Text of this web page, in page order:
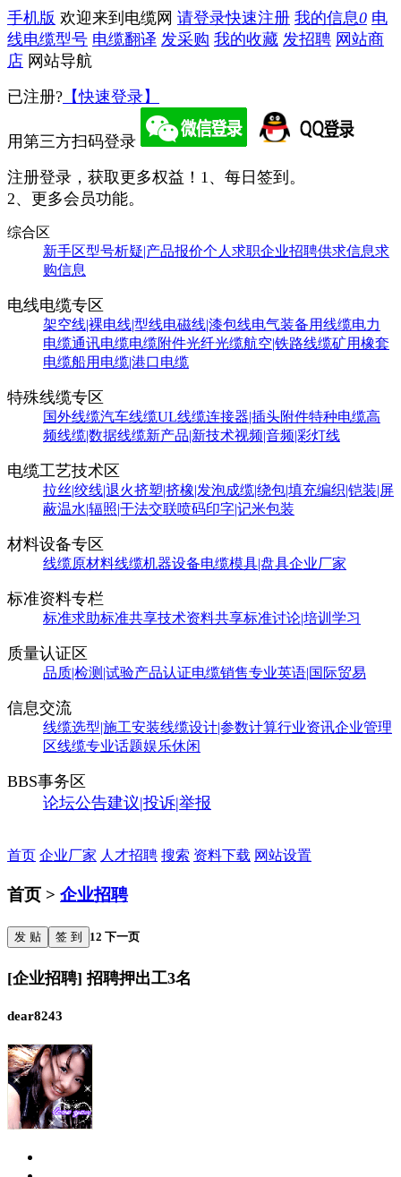
手机版 欢迎来到电缆网 请登录快速注册 我的信息0 电
线电缆型号 电缆翻译 发采购 我的收藏 发招聘 网站商
店 网站导航
已注册? 【快速登录】
用第三方扫码登录
注册登录，获取更多权益！ 1、每日签到。
2、更多会员功能。
综合区
新手区型号析疑|产品报价个人求职企业招聘供求信息求
购信息
电线电缆专区
架空线|裸电线|型线电磁线|漆包线电气装备用线缆电力
电缆通讯电缆电缆附件光纤光缆航空|铁路线缆矿用橡套
电缆船用电缆|港口电缆
特殊线缆专区
国外线缆汽车线缆UL线缆连接器|插头附件特种电缆高
频线缆|数据线缆新产品|新技术视频|音频|彩灯线
电缆工艺技术区
拉丝|绞线|退火挤塑|挤橡|发泡成缆|绕包|填充编织|铠装|屏
蔽温水|辐照|干法交联喷码印字|记米包装
材料设备专区
线缆原材料线缆机器设备电缆模具|盘具企业厂家
标准资料专栏
标准求助标准共享技术资料共享标准讨论|培训学习
质量认证区
品质|检测|试验产品认证电缆销售专业英语|国际贸易
信息交流
线缆选型|施工安装线缆设计|参数计算行业资讯企业管理
区线缆专业话题娱乐休闲
BBS事务区
论坛公告建议|投诉|举报
首页 企业厂家 人才招聘 搜索 资料下载 网站设置
首页 > 企业招聘
发 贴 签 到 12 下一页
[企业招聘] 招聘押出工3名
dear8243